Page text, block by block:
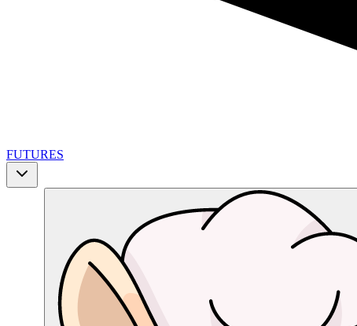
FUTURES